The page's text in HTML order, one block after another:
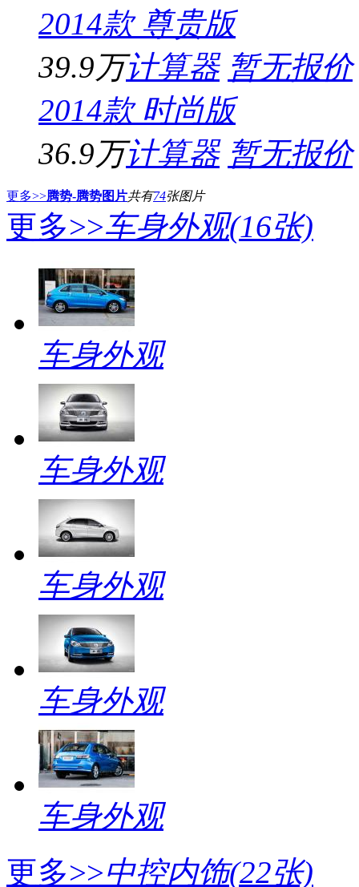
2014款 尊贵版
39.9万计算器 暂无报价
2014款 时尚版
36.9万计算器 暂无报价
更多>>腾势-腾势图片共有74张图片
更多>>车身外观(16张)
车身外观
车身外观
车身外观
车身外观
车身外观
更多>>中控内饰(22张)